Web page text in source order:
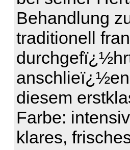
Behandlung
traditionell
diesem
Farbe:
klares,